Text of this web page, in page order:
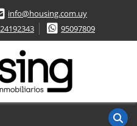
info@housing.com.uy
24192343
95097809